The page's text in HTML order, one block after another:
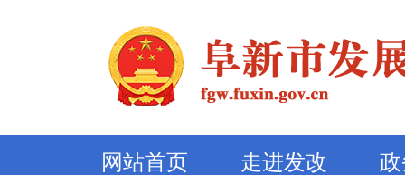
网站首页 走进发改